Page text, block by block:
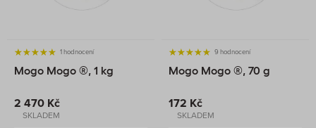
1 hodnocení
Mogo Mogo ®, 1 kg
2 470 Kč
SKLADEM
9 hodnocení
Mogo Mogo ®, 70 g
172 Kč
SKLADEM